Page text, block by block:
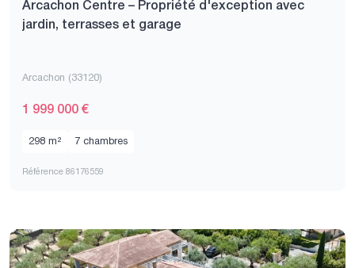
Arcachon Centre – Propriété d'exception avec
jardin, terrasses et garage
Arcachon (33120)
1 999 000 €
298 m² 7 chambres
Référence 86176559